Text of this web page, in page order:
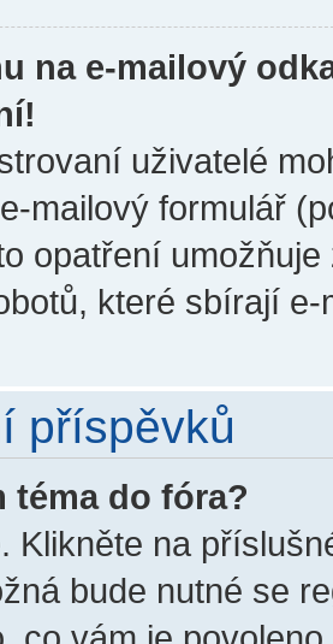
na e-mailový
uživatelé
mailový formulář
opatření
které sbírají e-
příspěvků
téma do fóra?
Klikněte na
bude nutné se